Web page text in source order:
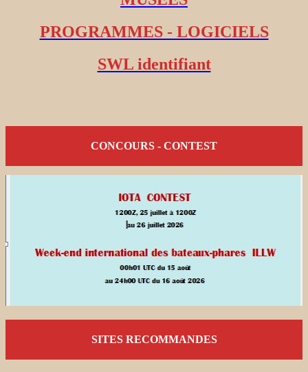
PROGRAMMES - LOGICIELS
SWL identifiant
CONCOURS - CONTEST
SITES RECOMMANDES